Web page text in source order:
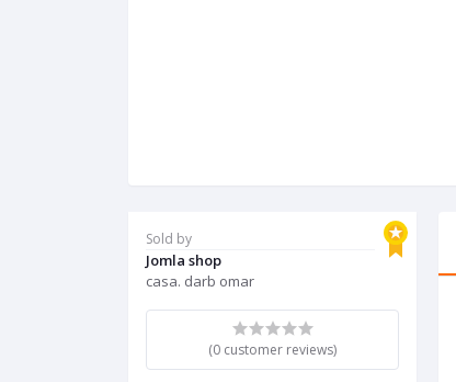
Sold by
Jomla shop
casa. darb omar
(0 customer reviews)